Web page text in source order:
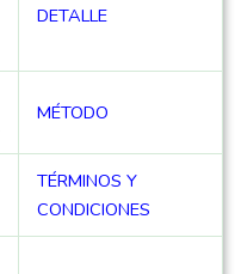
DETALLE
MÉTODO
TÉRMINOS Y
CONDICIONES